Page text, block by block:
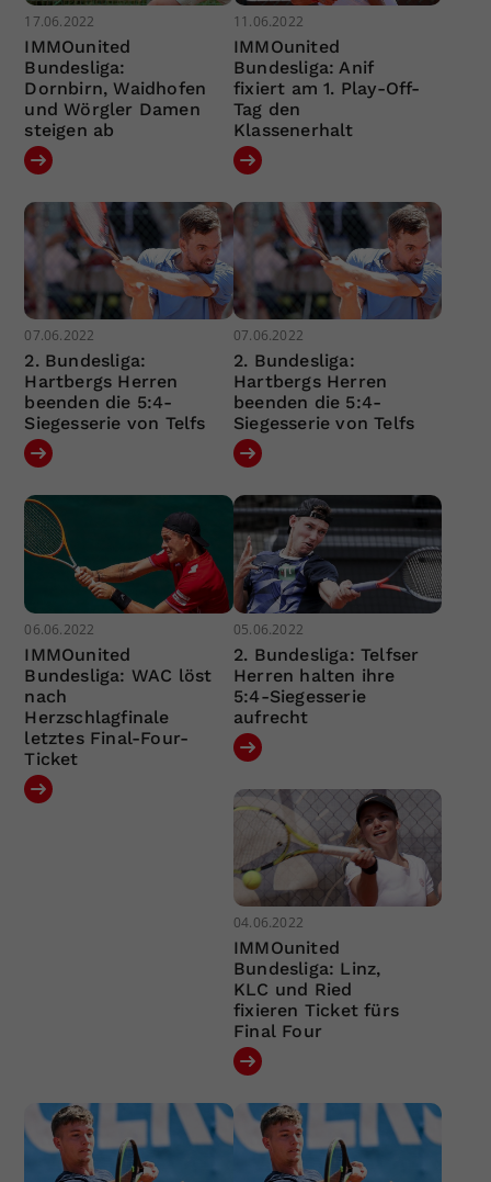
17.06.2022
IMMOunited
Bundesliga:
Dornbirn, Waidhofen
und Wörgler Damen
steigen ab
11.06.2022
IMMOunited
Bundesliga: Anif
fixiert am 1. Play-Off-
Tag den
Klassenerhalt
07.06.2022
2. Bundesliga:
Hartbergs Herren
beenden die 5:4-
Siegesserie von Telfs
07.06.2022
2. Bundesliga:
Hartbergs Herren
beenden die 5:4-
Siegesserie von Telfs
06.06.2022
IMMOunited
Bundesliga: WAC löst
nach
Herzschlagfinale
letztes Final-Four-
Ticket
05.06.2022
2. Bundesliga: Telfser
Herren halten ihre
5:4-Siegesserie
aufrecht
04.06.2022
IMMOunited
Bundesliga: Linz,
KLC und Ried
fixieren Ticket fürs
Final Four